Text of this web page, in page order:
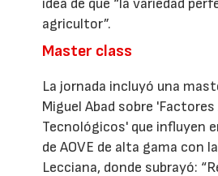
idea de que “la variedad
agricultor”.
Master class
La jornada incluyó una
Miguel Abad sobre
Tecnológicos' que influyen
de AOVE de alta gama con
Lecciana, donde subrayó: